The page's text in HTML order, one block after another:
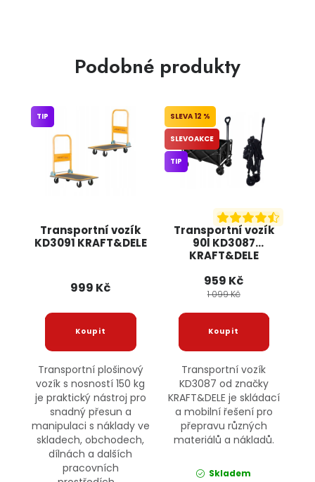
Podobné produkty
Transportní vozík
KD3091 KRAFT&DELE
TIP
999 Kč
Transportní plošinový
vozík s nosností 150 kg
je praktický nástroj pro
snadný přesun a
manipulaci s náklady ve
skladech, obchodech,
dílnách a dalších
pracovních
Transportní vozík
90l KD3087
KRAFT&DELE
12 %
SLEVOAKCE
TIP
959 Kč
1 099 Kč
Transportní vozík
KD3087 od značky
KRAFT&DELE je skládací
a mobilní řešení pro
přepravu různých
materiálů a nákladů.
Skladem